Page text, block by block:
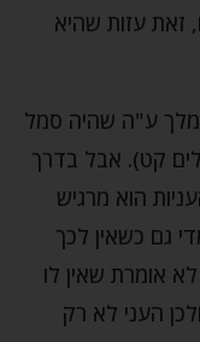
זאת עזות שהיא
ע"ה שהיה סמל
קט). אבל בדרך
הוא מרגיש
גם כשאין לכך
אומרת שאין לו
העני לא רק